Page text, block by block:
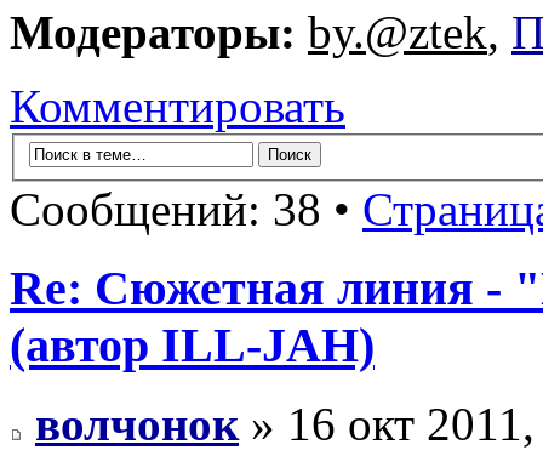
Модераторы: by.@ztek,
Комментировать
Сообщений: 38 •
Re: Сюжетная линия -
(автор ILL-JAH)
волчонок» 16 окт